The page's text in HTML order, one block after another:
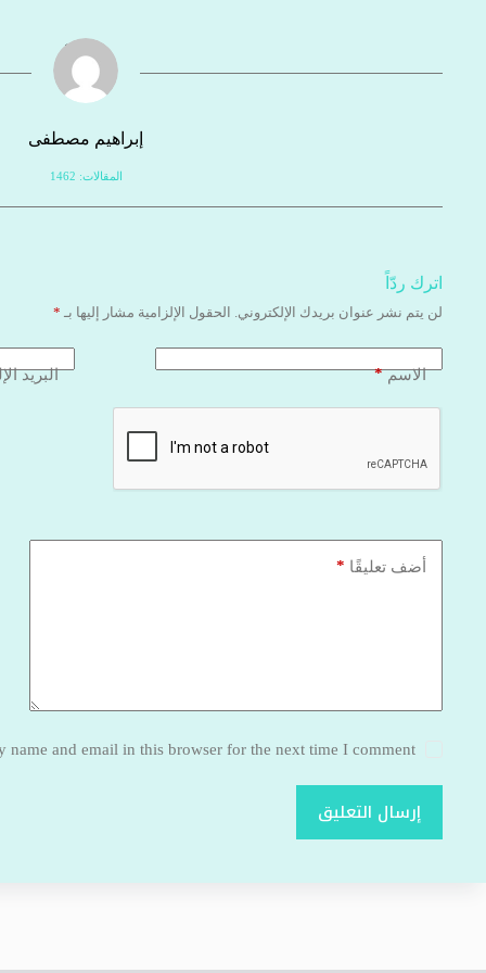
إبراهيم مصطفى
المقالات: 1462
اترك ردّاً
لن يتم نشر عنوان بريدك الإلكتروني. الحقول الإلزامية مشار إليها بـ *
الاسم* البريد
أضف تعليقًا *
name and email in this browser for the next time I comment.
إرسال التعليق